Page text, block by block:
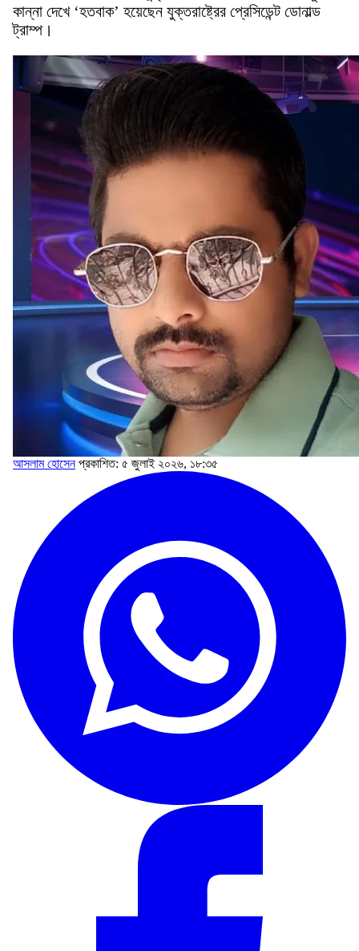
কান্না দেখে ‘হতবাক’ হয়েছেন যুক্তরাষ্ট্রের প্রেসিডেন্ট ডোনাল্ড
ট্রাম্প।
আসলাম হোসেন প্রকাশিত: ৫ জুলাই ২০২৬, ১৮:৩৫